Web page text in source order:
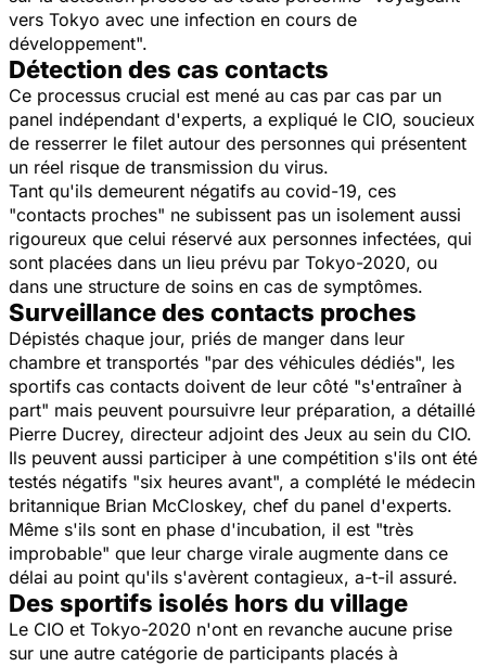
vers Tokyo avec une infection en cours de
développement".
Détection des cas contacts
Ce processus crucial est mené au cas par cas par un
panel indépendant d'experts, a expliqué le CIO, soucieux
de resserrer le filet autour des personnes qui présentent
un réel risque de transmission du virus.
Tant qu'ils demeurent négatifs au covid-19, ces
"contacts proches" ne subissent pas un isolement aussi
rigoureux que celui réservé aux personnes infectées, qui
sont placées dans un lieu prévu par Tokyo-2020, ou
dans une structure de soins en cas de symptômes.
Surveillance des contacts proches
Dépistés chaque jour, priés de manger dans leur
chambre et transportés "par des véhicules dédiés", les
sportifs cas contacts doivent de leur côté "s'entraîner à
part" mais peuvent poursuivre leur préparation, a détaillé
Pierre Ducrey, directeur adjoint des Jeux au sein du CIO.
Ils peuvent aussi participer à une compétition s'ils ont été
testés négatifs "six heures avant", a complété le médecin
britannique Brian McCloskey, chef du panel d'experts.
Même s'ils sont en phase d'incubation, il est "très
improbable" que leur charge virale augmente dans ce
délai au point qu'ils s'avèrent contagieux, a-t-il assuré.
Des sportifs isolés hors du village
Le CIO et Tokyo-2020 n'ont en revanche aucune prise
sur une autre catégorie de participants placés à